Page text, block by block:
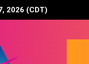
2026 (CDT)